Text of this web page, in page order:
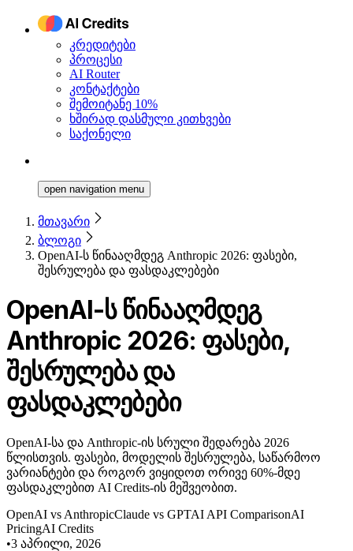
კრედიტები
პროცესი
AI Router
კონტაქტები
შემოიტანე 10%
ხშირად დასმული კითხვები
საქონელი
open navigation menu
მთავარი
ბლოგი
OpenAI-ს წინააღმდეგ Anthropic 2026: ფასები,
შესრულება და ფასდაკლებები
OpenAI-ს წინააღმდეგ
Anthropic 2026: ფასები,
შესრულება და
ფასდაკლებები
OpenAI-სა და Anthropic-ის სრული შედარება 2026
წლისთვის. ფასები, მოდელის შესრულება, საწარმოო
ვარიანტები და როგორ ვიყიდოთ ორივე 60%-მდე
ფასდაკლებით AI Credits-ის მეშვეობით.
OpenAI vs AnthropicClaude vs GPTAI API ComparisonAI
PricingAI Credits
•3 აპრილი, 2026